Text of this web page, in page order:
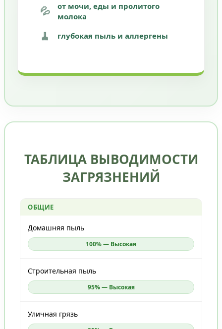
💦
от мочи, еды и пролитого
молока
🧹 глубокая пыль и аллергены
ТАБЛИЦА ВЫВОДИМОСТИ
ЗАГРЯЗНЕНИЙ
ОБЩИЕ
Домашняя пыль
100% — Высокая
Строительная пыль
95% — Высокая
Уличная грязь